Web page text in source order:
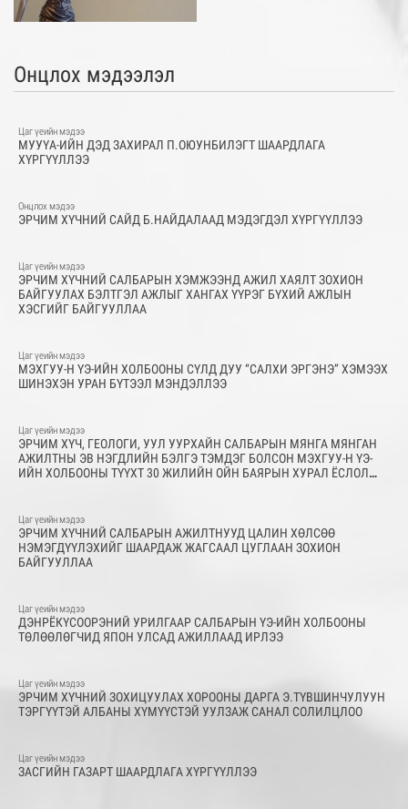
Онцлох мэдээлэл
Цаг үеийн мэдээ
МУУҮА-ИЙН ДЭД ЗАХИРАЛ П.ОЮУНБИЛЭГТ ШААРДЛАГА
ХҮРГҮҮЛЛЭЭ
Онцлох мэдээ
ЭРЧИМ ХҮЧНИЙ САЙД Б.НАЙДАЛААД МЭДЭГДЭЛ ХҮРГҮҮЛЛЭЭ
Цаг үеийн мэдээ
ЭРЧИМ ХҮЧНИЙ САЛБАРЫН ХЭМЖЭЭНД АЖИЛ ХАЯЛТ ЗОХИОН
БАЙГУУЛАХ БЭЛТГЭЛ АЖЛЫГ ХАНГАХ ҮҮРЭГ БҮХИЙ АЖЛЫН
ХЭСГИЙГ БАЙГУУЛЛАА
Цаг үеийн мэдээ
МЭХГУУ-Н ҮЭ-ИЙН ХОЛБООНЫ СҮЛД ДУУ “САЛХИ ЭРГЭНЭ” ХЭМЭЭХ
ШИНЭХЭН УРАН БҮТЭЭЛ МЭНДЭЛЛЭЭ
Цаг үеийн мэдээ
ЭРЧИМ ХҮЧ, ГЕОЛОГИ, УУЛ УУРХАЙН САЛБАРЫН МЯНГА МЯНГАН
АЖИЛТНЫ ЭВ НЭГДЛИЙН БЭЛГЭ ТЭМДЭГ БОЛСОН МЭХГУУ-Н ҮЭ-
ИЙН ХОЛБООНЫ ТҮҮХТ 30 ЖИЛИЙН ОЙН БАЯРЫН ХУРАЛ ЁСЛОЛ
Цаг үеийн мэдээ
ЭРЧИМ ХҮЧНИЙ САЛБАРЫН АЖИЛТНУУД ЦАЛИН ХӨЛСӨӨ
НЭМЭГДҮҮЛЭХИЙГ ШААРДАЖ ЖАГСААЛ ЦУГЛААН ЗОХИОН
БАЙГУУЛЛАА
Цаг үеийн мэдээ
ДЭНРЁКҮСООРЭНИЙ УРИЛГААР САЛБАРЫН ҮЭ-ИЙН ХОЛБООНЫ
ТӨЛӨӨЛӨГЧИД ЯПОН УЛСАД АЖИЛЛААД ИРЛЭЭ
Цаг үеийн мэдээ
ЭРЧИМ ХҮЧНИЙ ЗОХИЦУУЛАХ ХОРООНЫ ДАРГА Э.ТҮВШИНЧУЛУУН
ТЭРГҮҮТЭЙ АЛБАНЫ ХҮМҮҮСТЭЙ УУЛЗАЖ САНАЛ СОЛИЛЦЛОО
Цаг үеийн мэдээ
ЗАСГИЙН ГАЗАРТ ШААРДЛАГА ХҮРГҮҮЛЛЭЭ